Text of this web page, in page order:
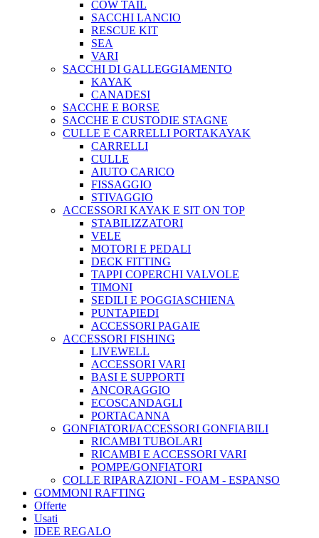
COW TAIL
SACCHI LANCIO
RESCUE KIT
SEA
VARI
SACCHI DI GALLEGGIAMENTO
KAYAK
CANADESI
SACCHE E BORSE
SACCHE E CUSTODIE STAGNE
CULLE E CARRELLI PORTAKAYAK
CARRELLI
CULLE
AIUTO CARICO
FISSAGGIO
STIVAGGIO
ACCESSORI KAYAK E SIT ON TOP
STABILIZZATORI
VELE
MOTORI E PEDALI
DECK FITTING
TAPPI COPERCHI VALVOLE
TIMONI
SEDILI E POGGIASCHIENA
PUNTAPIEDI
ACCESSORI PAGAIE
ACCESSORI FISHING
LIVEWELL
ACCESSORI VARI
BASI E SUPPORTI
ANCORAGGIO
ECOSCANDAGLI
PORTACANNA
GONFIATORI/ACCESSORI GONFIABILI
RICAMBI TUBOLARI
RICAMBI E ACCESSORI VARI
POMPE/GONFIATORI
COLLE RIPARAZIONI - FOAM - ESPANSO
GOMMONI RAFTING
Offerte
Usati
IDEE REGALO